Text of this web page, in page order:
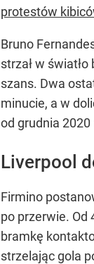
protestów
Bruno
strzał w
szans. Dwa
minucie, a w
od grudnia 2020
Liverpool
Firmino
po przerwie. Od
bramkę
strzelając gola